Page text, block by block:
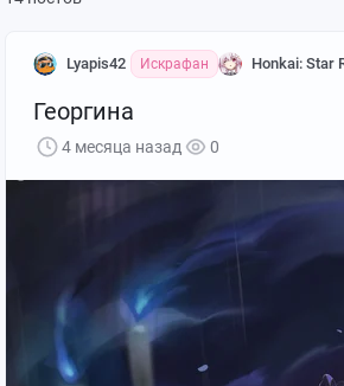
Lyapis42 Искрафан Honkai: Star
Георгина
4 месяца назад 0